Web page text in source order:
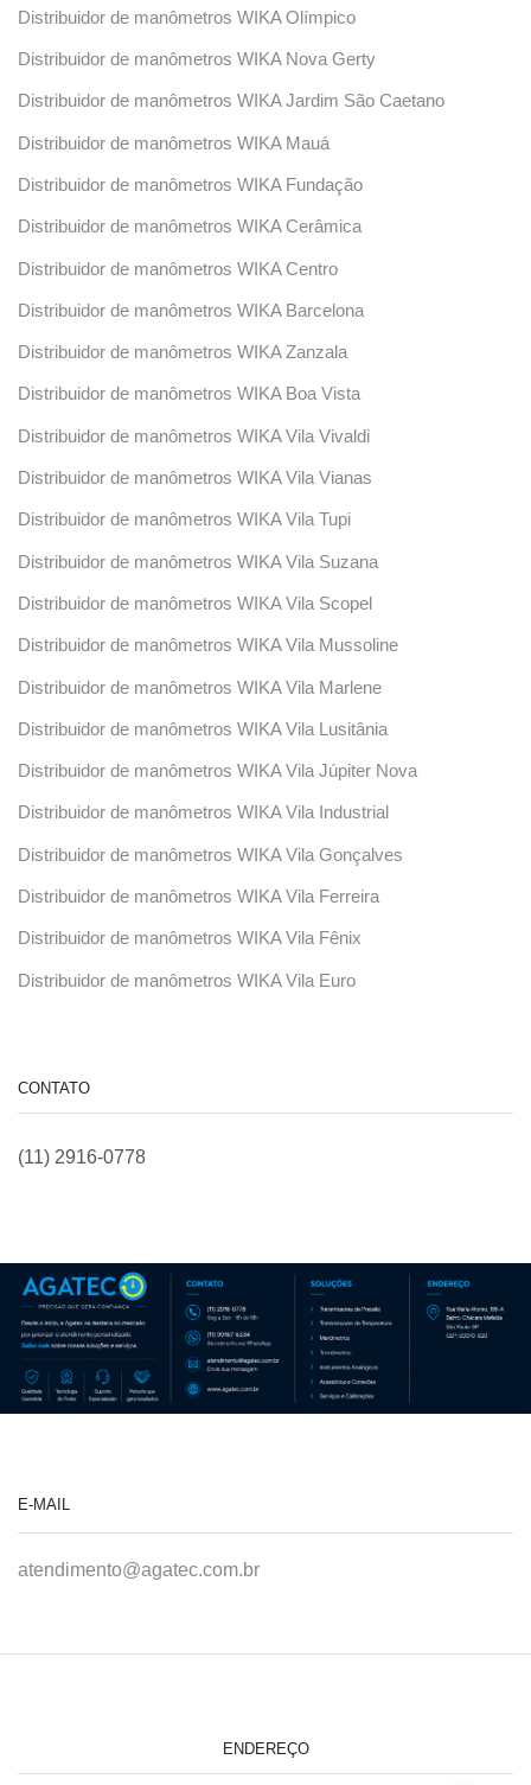
Distribuidor de manômetros WIKA Olímpico
Distribuidor de manômetros WIKA Nova Gerty
Distribuidor de manômetros WIKA Jardim São Caetano
Distribuidor de manômetros WIKA Mauá
Distribuidor de manômetros WIKA Fundação
Distribuidor de manômetros WIKA Cerâmica
Distribuidor de manômetros WIKA Centro
Distribuidor de manômetros WIKA Barcelona
Distribuidor de manômetros WIKA Zanzala
Distribuidor de manômetros WIKA Boa Vista
Distribuidor de manômetros WIKA Vila Vivaldi
Distribuidor de manômetros WIKA Vila Vianas
Distribuidor de manômetros WIKA Vila Tupi
Distribuidor de manômetros WIKA Vila Suzana
Distribuidor de manômetros WIKA Vila Scopel
Distribuidor de manômetros WIKA Vila Mussoline
Distribuidor de manômetros WIKA Vila Marlene
Distribuidor de manômetros WIKA Vila Lusitânia
Distribuidor de manômetros WIKA Vila Júpiter Nova
Distribuidor de manômetros WIKA Vila Industrial
Distribuidor de manômetros WIKA Vila Gonçalves
Distribuidor de manômetros WIKA Vila Ferreira
Distribuidor de manômetros WIKA Vila Fênix
Distribuidor de manômetros WIKA Vila Euro
CONTATO
(11) 2916-0778
E-MAIL
atendimento@agatec.com.br
ENDEREÇO